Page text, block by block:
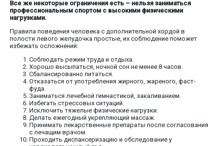
Все же некоторые ограничения есть – нельзя заниматься
профессиональным спортом с высокими физическими
нагрузками.
Правила поведения человека с дополнительной хордой в
полости левого желудочка простые, их соблюдение поможет
избежать осложнений:
Соблюдать режим труда и отдыха.
Хорошо высыпаться, ночной сон не менее 8 часов.
Сбалансированно питаться.
Отказаться от употребления жирного, жареного, фаст-
фуда.
Заниматься лечебной гимнастикой, закаливанием.
Избегать стрессовых ситуаций.
Исключить тяжелые физические нагрузки.
Делать ежегодный укрепляющий массаж.
Принимать лекарственные препараты после согласования
с лечащим врачом.
Проходить диспансеризацию и обследование у